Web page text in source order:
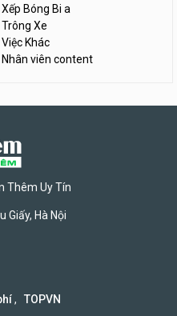
Xếp Bóng Bi a
Trông Xe
Việc Khác
Nhân viên content
Thêm Uy Tín
Giấy, Hà Nội
, TOPVN